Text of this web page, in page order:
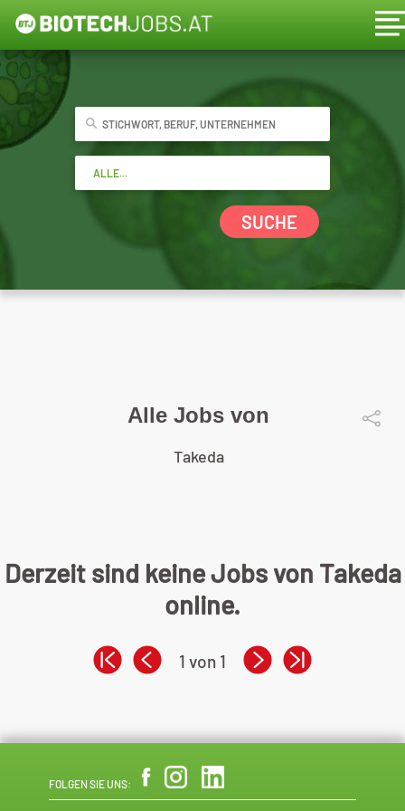
SUCHE
Alle Jobs von
Takeda
Derzeit sind keine Jobs von Takeda
online.
1 von 1
FOLGEN SIE UNS: